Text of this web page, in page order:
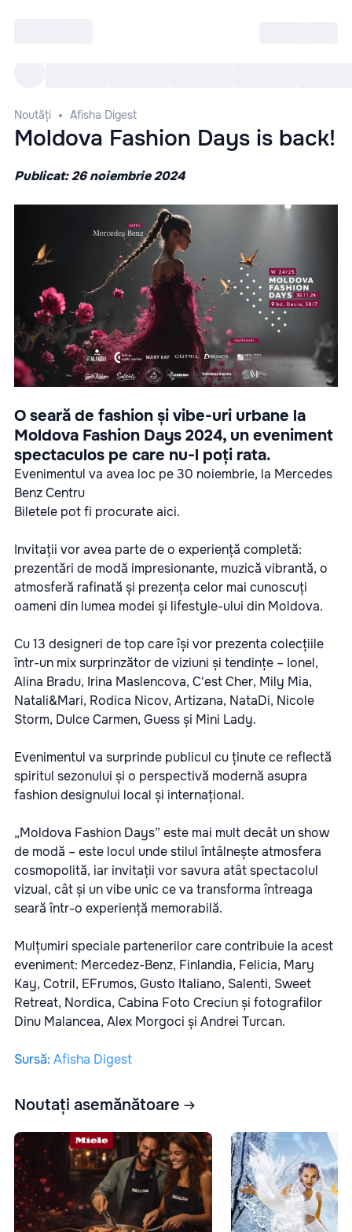
Noutăți Afisha Digest
Moldova Fashion Days is back!
Publicat: 26 noiembrie 2024
O seară de fashion și vibe-uri urbane la
Moldova Fashion Days 2024, un eveniment
spectaculos pe care nu-l poți rata.
Evenimentul va avea loc pe 30 noiembrie, la Mercedes
Benz Centru
Biletele pot fi procurate aici.
Invitații vor avea parte de o experiență completă:
prezentări de modă impresionante, muzică vibrantă, o
atmosferă rafinată și prezența celor mai cunoscuți
oameni din lumea modei și lifestyle-ului din Moldova.
Cu 13 designeri de top care își vor prezenta colecțiile
într-un mix surprinzător de viziuni și tendințe – Ionel,
Alina Bradu, Irina Maslencova, C'est Cher, Mily Mia,
Natali&Mari, Rodica Nicov, Artizana, NataDi, Nicole
Storm, Dulce Carmen, Guess și Mini Lady.
Evenimentul va surprinde publicul cu ținute ce reflectă
spiritul sezonului și o perspectivă modernă asupra
fashion designului local și internațional.
„Moldova Fashion Days” este mai mult decât un show
de modă – este locul unde stilul întâlnește atmosfera
cosmopolită, iar invitații vor savura atât spectacolul
vizual, cât și un vibe unic ce va transforma întreaga
seară într-o experiență memorabilă.
Mulțumiri speciale partenerilor care contribuie la acest
eveniment: Mercedez-Benz, Finlandia, Felicia, Mary
Kay, Cotril, EFrumos, Gusto Italiano, Salenti, Sweet
Retreat, Nordica, Cabina Foto Creciun și fotografilor
Dinu Malancea, Alex Morgoci și Andrei Turcan.
Sursă: Afisha Digest
Noutați asemănătoare